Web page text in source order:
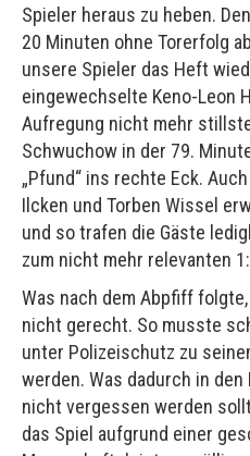
Spieler heraus zu heben.
20 Minuten ohne Torerfolg
unsere Spieler das Heft
eingewechselte Keno-Leon
Aufregung nicht mehr
Schwuchow in der 79.
„Pfund“ ins rechte Eck.
Ilcken und Torben Wissel
und so trafen die Gäste
zum nicht mehr relevanten
Was nach dem Abpfiff
nicht gerecht. So musste
unter Polizeischutz zu
werden. Was dadurch in
nicht vergessen werden
das Spiel aufgrund einer